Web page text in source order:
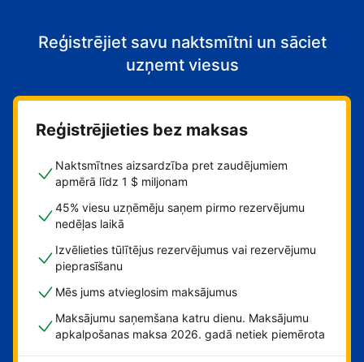
Reģistrējiet savu naktsmītni un sāciet
uzņemt viesus
Reģistrējieties bez maksas
Naktsmītnes aizsardzība pret zaudējumiem
apmērā līdz 1 $ miljonam
45% viesu uzņēmēju saņem pirmo rezervējumu
nedēļas laikā
Izvēlieties tūlītējus rezervējumus vai rezervējumu
pieprasīšanu
Mēs jums atvieglosim maksājumus
Maksājumu saņemšana katru dienu. Maksājumu
apkalpošanas maksa 2026. gadā netiek piemērota